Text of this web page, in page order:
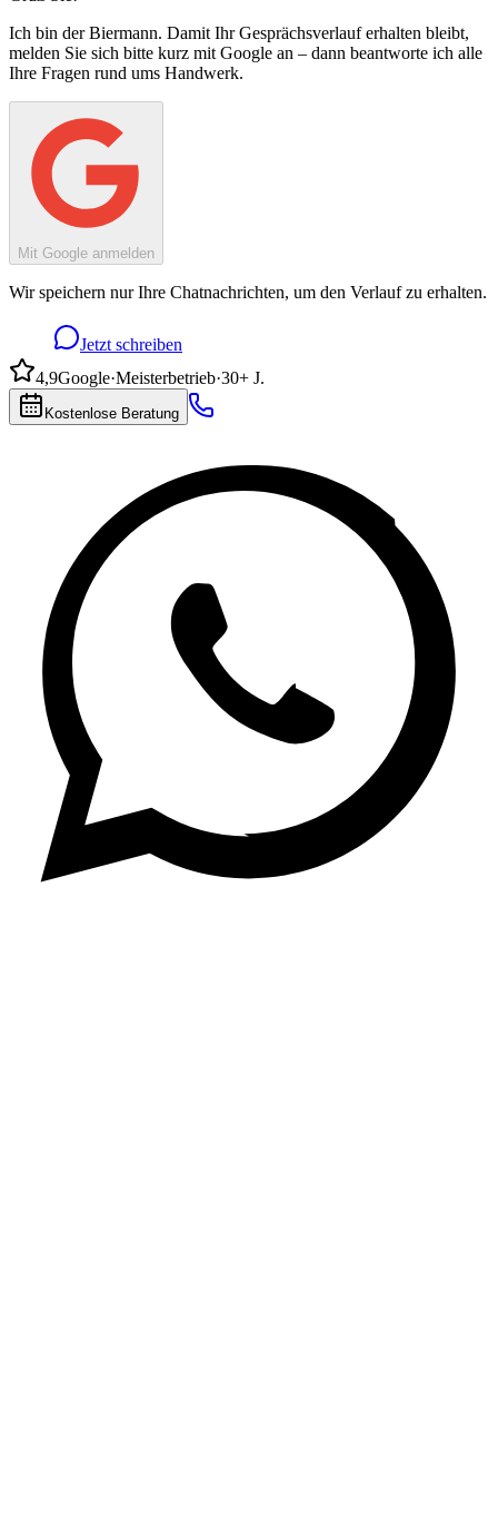
Ich bin der Biermann. Damit Ihr Gesprächsverlauf erhalten bleibt,
melden Sie sich bitte kurz mit Google an – dann beantworte ich alle
Ihre Fragen rund ums Handwerk.
Mit Google anmelden
Wir speichern nur Ihre Chatnachrichten, um den Verlauf zu erhalten.
Jetzt schreiben
4,9Google·Meisterbetrieb·30+ J.
Kostenlose Beratung